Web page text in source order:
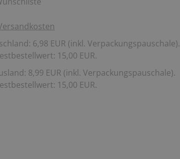
6,98 EUR (inkl. Verpackungspauschale).
15,00 EUR.
8,99 EUR (inkl. Verpackungspauschale).
15,00 EUR.